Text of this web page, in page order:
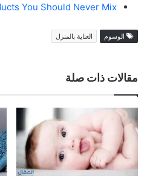
You Should Never Mix.
الوسوم العناية بالمنزل
مقالات ذات صلة